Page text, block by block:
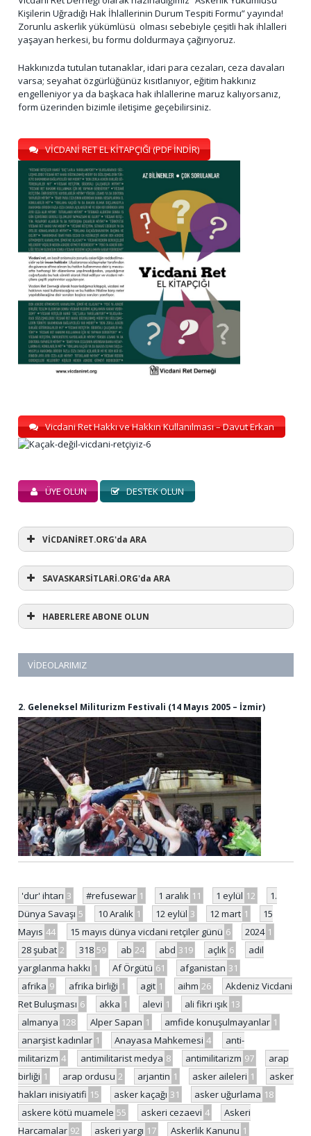
Kişilerin Uğradığı Hak İhlallerinin Durum Tespiti Formu” yayında!
Zorunlu askerlik yükümlüsü olması sebebiyle çeşitli hak ihlalleri
yaşayan herkesi, bu formu doldurmaya çağırıyoruz.
Hakkınızda tutulan tutanaklar, idari para cezaları, ceza davaları
varsa; seyahat özgürlüğünüz kısıtlanıyor, eğitim hakkınız
engelleniyor ya da başkaca hak ihlallerine maruz kalıyorsanız,
form üzerinden bizimle iletişime geçebilirsiniz.
VİCDANİ RET EL KİTAPÇIĞI (PDF İNDİR)
Vicdani Ret Hakkı ve Hakkın Kullanılması – Davut Erkan
ÜYE OLUN DESTEK OLUN
VİCDANİRET.ORG'da ARA
SAVASKARSİTLARİ.ORG'da ARA
HABERLERE ABONE OLUN
VIDEOLARIMIZ
2. Geleneksel Militurizm Festivali (14 Mayıs 2005 – İzmir)
'dur' ihtarı 3 #refusewar 1 1 aralık 11 1 eylül 12
1.
Dünya Savaşı 5 10 Aralık 1 12 eylül 3 12 mart 1
15
Mayıs 44 15 mayıs dünya vicdani retçiler günü 6 2024 1
28 şubat 2 318 59 ab 24 abd 319 açlık 6
adil
yargılanma hakkı 1 Af Örgütü 61 afganistan 31
afrika 9 afrika birliği 1 agit 1 aihm 26
Akdeniz Vicdani
Ret Buluşması 6 akka 1 alevi 1 ali fikri ışık 13
almanya 128 Alper Sapan 1 amfide konuşulmayanlar 1
anarşist kadınlar 1 Anayasa Mahkemesi 4
anti-
militarizm 4 antimilitarist medya 8 antimilitarizm 97
arap
birliği 1 arap ordusu 2 arjantin 1 asker aileleri 1
asker
hakları inisiyatifi 15 asker kaçağı 31 asker uğurlama 18
askere kötü muamele 55 askeri cezaevi 4
Askeri
Harcamalar 92 askeri yargı 17 Askerlik Kanunu 1